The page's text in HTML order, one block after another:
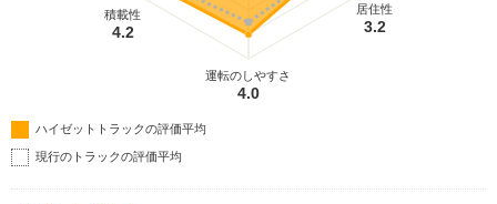
居住性
3.2
運転のしやすさ
4.0
積載性
4.2
ハイゼットトラックの評価平均
現行のトラックの評価平均